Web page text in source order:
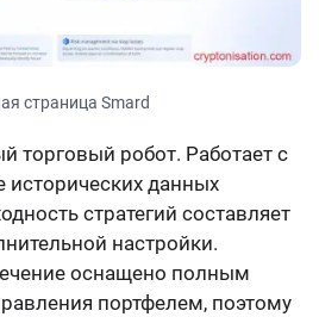
страница Smard
торговый робот. Работает с
исторических данных
стратегий составляет
настройки.
оснащено полным
портфелем, поэтому